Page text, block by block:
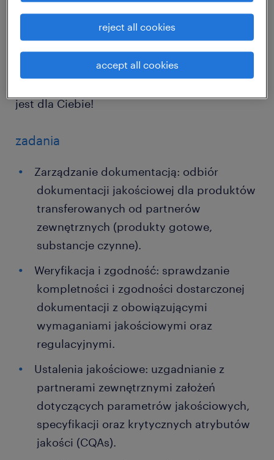
Transferu Technologii (obszar: Transfery
Zewnętrzne). Jeśli posiadasz doświadczenie
w obszarze CMC, znasz strukturę modułu 3
CTD i chcesz brać udział w kluczowych
jest dla Ciebie!
zadania
Zarządzanie dokumentacją: odbiór
dokumentacji jakościowej dla produktów
transferowanych od partnerów
zewnętrznych (produkty gotowe,
substancje czynne).
Weryfikacja i zgodność: sprawdzanie
kompletności i zgodności dostarczonej
dokumentacji z obowiązującymi
wymaganiami jakościowymi oraz
regulacyjnymi.
Ustalenia jakościowe: uzgadnianie z
partnerami zewnętrznymi założeń
dotyczących parametrów jakościowych,
specyfikacji oraz krytycznych atrybutów
jakości (CQAs).
accept all cookies
reject all cookies